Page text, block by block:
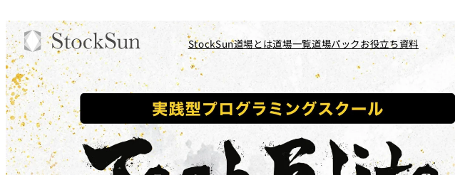
StockSun道場とは道場一覧道場パックお役立ち資料